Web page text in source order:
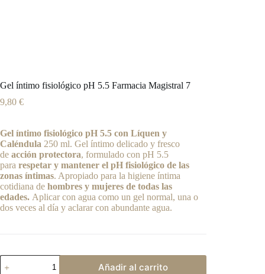
Gel íntimo fisiológico pH 5.5 Farmacia Magistral 7
9,80 €
Gel íntimo fisiológico pH 5.5 con Líquen y
Caléndula 250 ml. Gel íntimo delicado y fresco
de acción protectora, formulado con pH 5.5
para respetar y mantener el pH fisiológico de las
zonas íntimas. Apropiado para la higiene íntima
cotidiana de hombres y mujeres de todas las
edades. Aplicar con agua como un gel normal, una o
dos veces al día y aclarar con abundante agua.
Gel
íntimo
Añadir al carrito